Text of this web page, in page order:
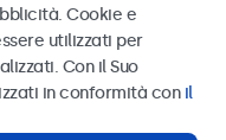
Cookie e
utilizzati per
Con il Suo
in conformità con il